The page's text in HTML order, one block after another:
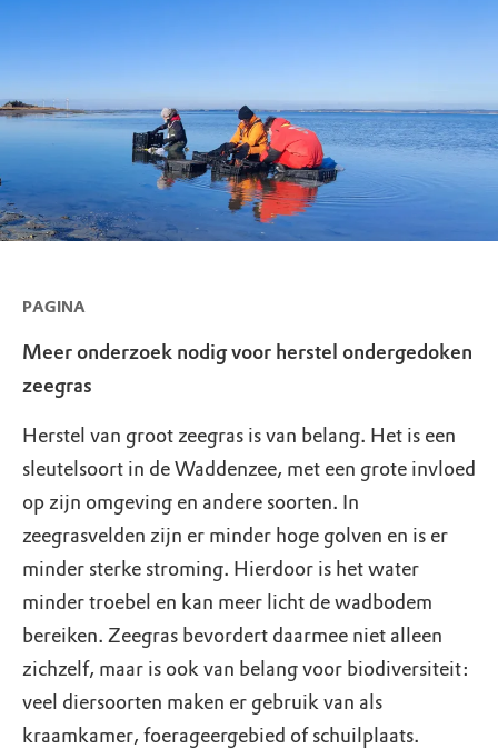
PAGINA
Meer onderzoek nodig voor herstel ondergedoken
zeegras
Herstel van groot zeegras is van belang. Het is een
sleutelsoort in de Waddenzee, met een grote invloed
op zijn omgeving en andere soorten. In
zeegrasvelden zijn er minder hoge golven en is er
minder sterke stroming. Hierdoor is het water
minder troebel en kan meer licht de wadbodem
bereiken. Zeegras bevordert daarmee niet alleen
zichzelf, maar is ook van belang voor biodiversiteit:
veel diersoorten maken er gebruik van als
kraamkamer, foerageergebied of schuilplaats.